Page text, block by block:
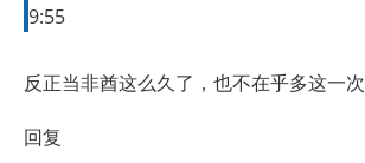
9:55
反正当非酋这么久了，也不在乎多这一次
回复